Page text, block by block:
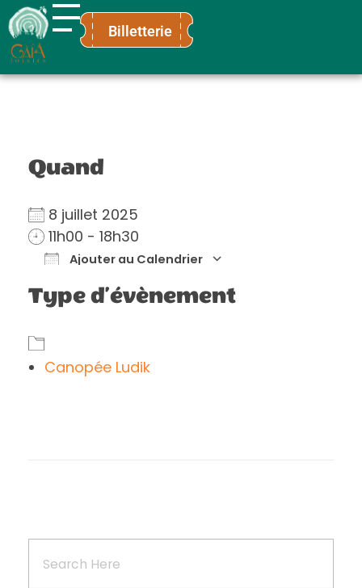
Gaïa Loisirs
Terre ludique et innovante pour tous
Billetterie
Quand
8 juillet 2025
11h00 - 18h30
Ajouter au Calendrier
Télécharger ICS
Type d’évènement
Canopée Ludik